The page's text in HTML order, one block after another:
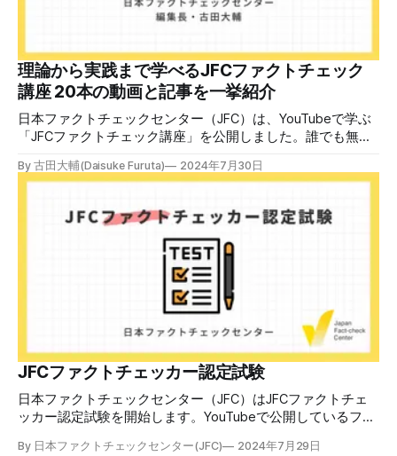
す。 受講生には教材を提供 デマや不確かな情報が蔓延する
中で、自衛策が求められています。「気をつけて」というだ
けでは、対策になりません。最初から騙されたい人はいませ
ん。誰だって気をつけているのに、誤った情
理論から実践まで学べるJFCファクトチェック
講座 20本の動画と記事を一挙紹介
日本ファクトチェックセンター（JFC）は、YouTubeで学ぶ
「JFCファクトチェック講座」を公開しました。誰でも無料
ファクトチェックやメディアリテラシーの知識を学ぶことが
の日本での影響を調べた2万人調査の紹介や、間違った情報
を信じてしまう背景にある人間のバイアス、大規模に拡散す
るSNSアルゴリズムなどを解説しています。 実践編では、画
像や動画や生成AIなど、偽・誤情報をどのように検証したら
良いかをJFCが検証してきた事例から具体的に学びます。
JFCファクトチェッカー認定試験を開始 2024年7月29日か
ら、これらの内容について習熟度を確認するJFCファクトチ
ェッカー認定試験を開始します。誰でもいつでも受験可能で
す（2024年度中は受験料1000円、2025年度から2000円）。
合格者には様々な技能をデジタル証明するオープンバッジ・
ネットワークを活用して、JFCファクトチェッカーの認定証
を発行します。 JFCファクトチェッカー認定試験
By 古田大輔(Daisuke Furuta) 2024年7月30日
JFCファクトチェッカー認定試験
日本ファクトチェックセンター（JFC）はJFCファクトチェ
ッカー認定試験を開始します。YouTubeで公開しているファ
す。 拡散する偽・誤情報から身を守るために 偽・誤情報の
By 日本ファクトチェックセンター(JFC) 2024年7月29日